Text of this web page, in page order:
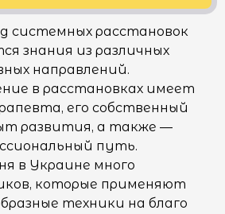
системных расстановок
знания из различных
направлений.
в расстановках имеет
его собственный
развития, а также —
путь.
в Украине много
которые применяют
техники на благо